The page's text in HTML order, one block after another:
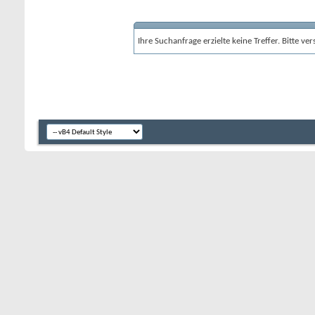
Ihre Suchanfrage erzielte keine Treffer. Bitte